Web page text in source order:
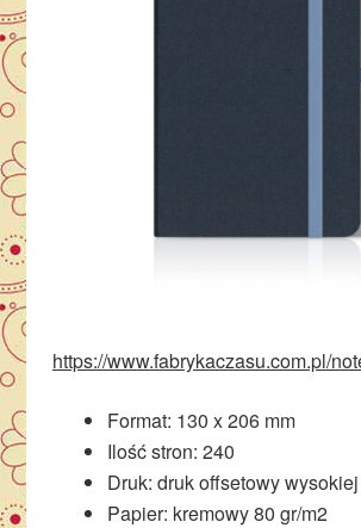
https://www.fabrykaczasu.com.pl/
Format: 130 x 206 mm
Ilość stron: 240
Druk: druk offsetowy
Papier: kremowy 80 gr/m2